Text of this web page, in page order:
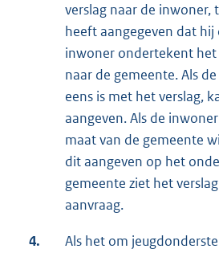
verslag naar de inwoner,
heeft aangegeven dat hij
inwoner ondertekent
naar de gemeente. Als
eens is met het verslag,
aangeven. Als de
maat van de gemeente
dit aangeven op het
gemeente ziet het
aanvraag.
4.
Als het om